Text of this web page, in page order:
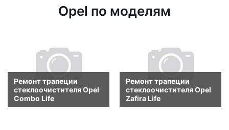
Opel по моделям
Ремонт трапеции
стеклоочистителя Opel
Combo Life
Ремонт трапеции
стеклоочистителя Opel
Zafira Life